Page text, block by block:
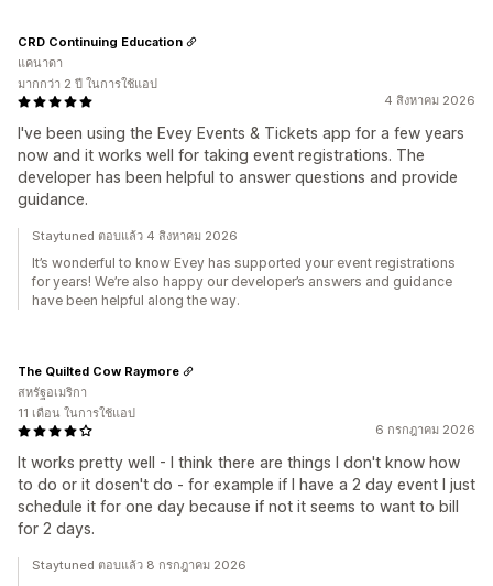
4 สิงหาคม 2026
I've been using the Evey Events & Tickets app for a few years
now and it works well for taking event registrations. The
developer has been helpful to answer questions and provide
guidance.
CRD Continuing Education
แคนาดา
มากกว่า 2 ปี ในการใช้แอป
Staytuned ตอบแล้ว 4 สิงหาคม 2026
It’s wonderful to know Evey has supported your event registrations
for years! We’re also happy our developer’s answers and guidance
have been helpful along the way.
6 กรกฎาคม 2026
It works pretty well - I think there are things I don't know how
to do or it dosen't do - for example if I have a 2 day event I just
schedule it for one day because if not it seems to want to bill
for 2 days.
The Quilted Cow Raymore
สหรัฐอเมริกา
11 เดือน ในการใช้แอป
Staytuned ตอบแล้ว 8 กรกฎาคม 2026